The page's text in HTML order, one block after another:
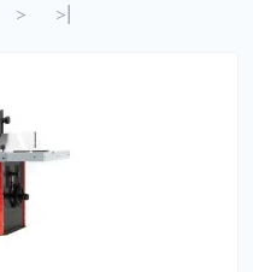
> >|